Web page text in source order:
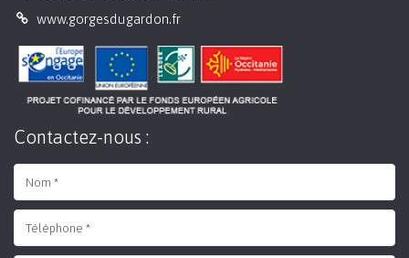
www.gorgesdugardon.fr
Contactez-nous :